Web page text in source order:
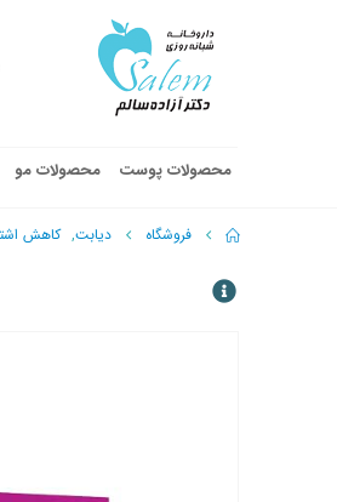
محصولات پوست محصولات مو
فروشگاه دیابت, کاهش